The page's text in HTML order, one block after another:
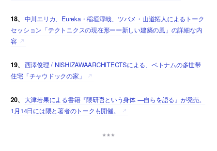
18、
中川エリカ、Eureka・稲垣淳哉、ツバメ・山道拓人によるトーク
セッション「テクトニクスの現在形ーー新しい建築の風」の詳細な内
容
19、
西澤俊理 / NISHIZAWAARCHITECTSによる、ベトナムの多世帯
住宅「チャウドックの家」
20、
大津若果による書籍『隈研吾という身体 ―自らを語る』が発売。
1月14日には隈と著者のトークも開催。